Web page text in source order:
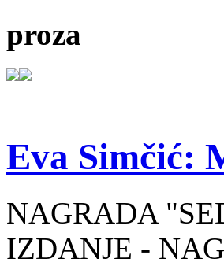
proza
Eva Simčić:
NAGRADA
IZDANJE -